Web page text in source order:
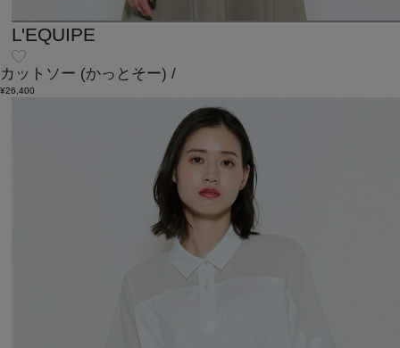
L'EQUIPE
カットソー (かっとそー) /
¥26,400